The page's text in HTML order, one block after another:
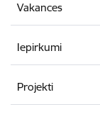
Vakances
Iepirkumi
Projekti